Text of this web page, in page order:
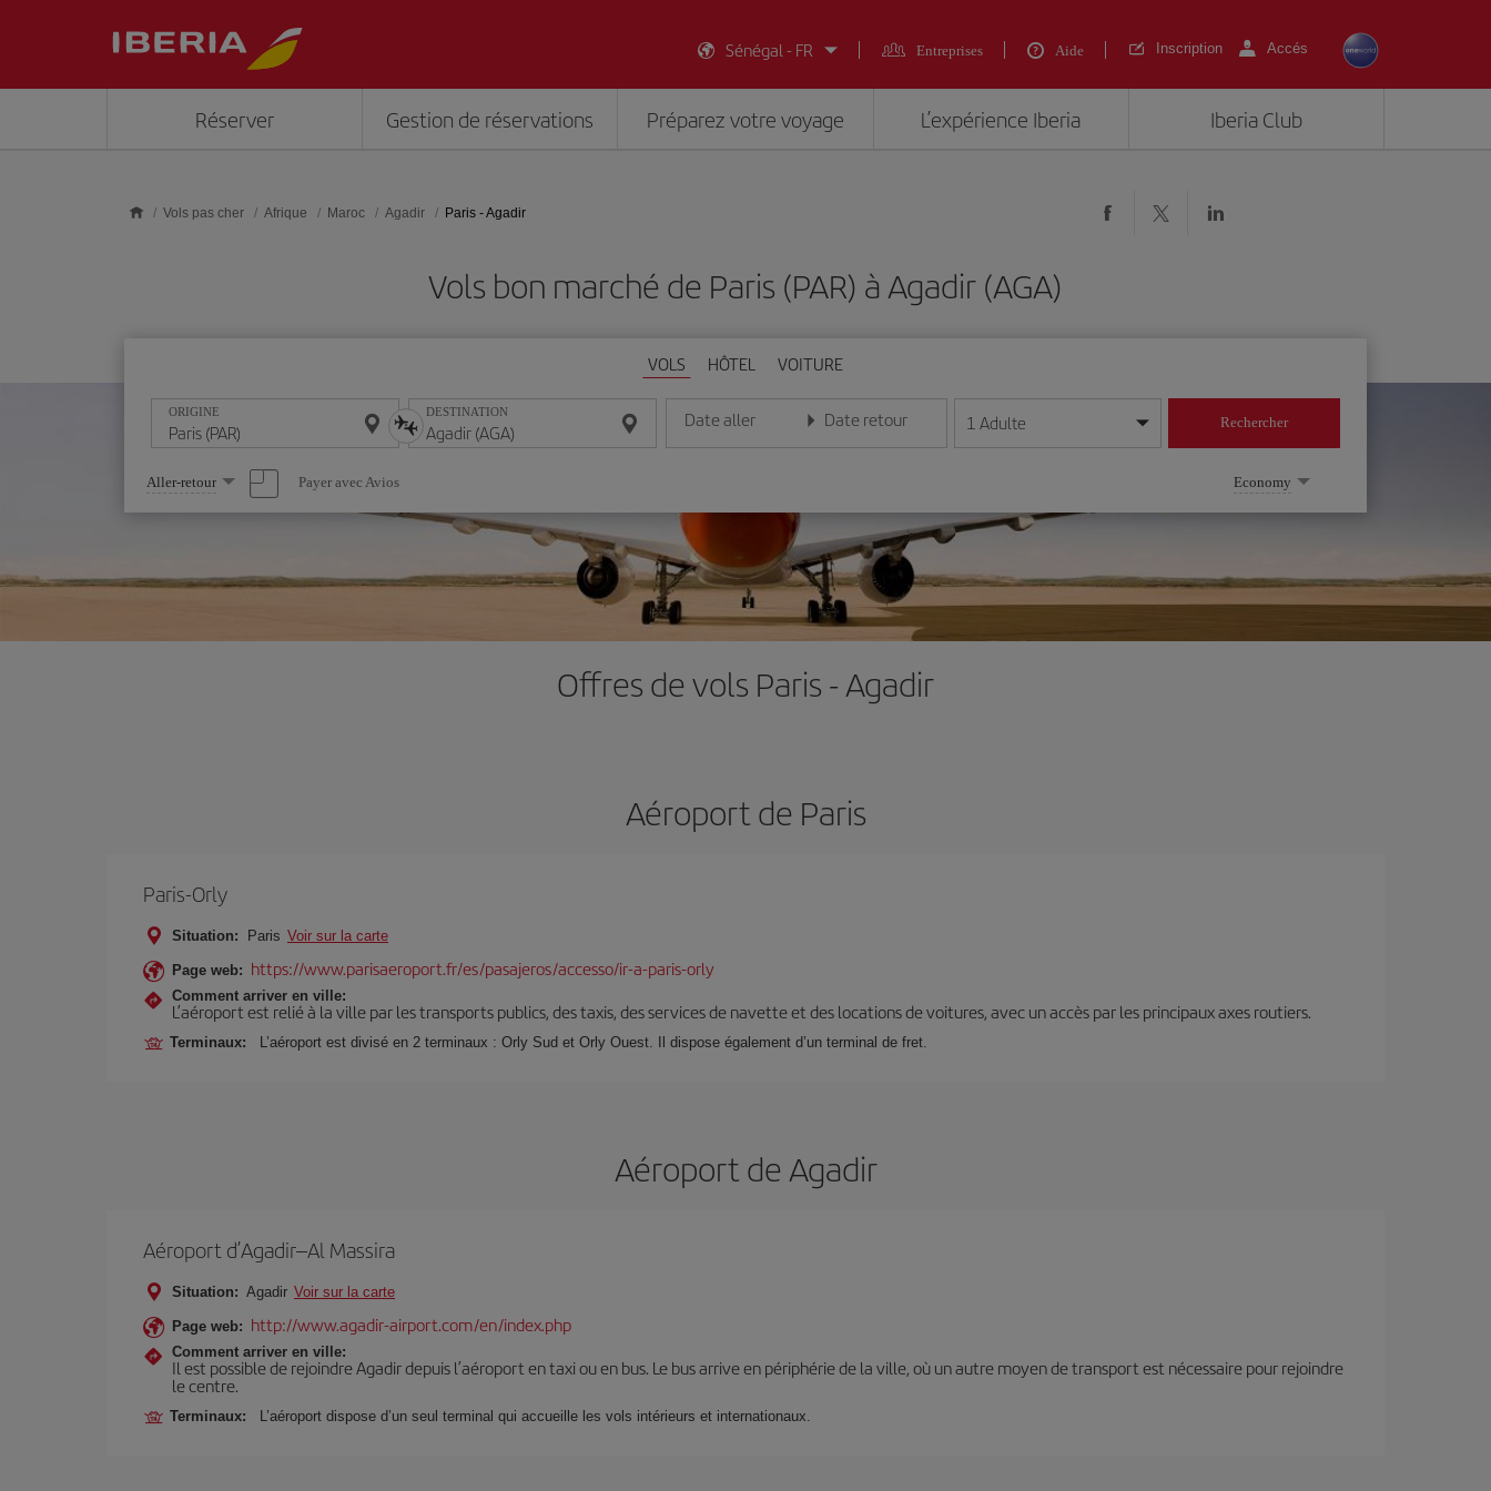
Sénégal - FR
Entreprises Aide Inscription Accés
Réserver Gestion de réservations Préparez votre voyage L’expérience Iberia Iberia Club
Vols pas cher Afrique Maroc Agadir Paris - Agadir
Vols bon marché de Paris (PAR) à Agadir (AGA)
VOLS HÔTEL VOITURE
ORIGINE DESTINATION Date aller
Entrez la date au format jour/mois/année
Date retour
Entrez la date au format jour/mois/année
1 Adulte Rechercher
Sélectionnez
une
option
Aller-retour Payer avec Avios Economy
Offres de vols Paris - Agadir
Aéroport de Paris
Paris-Orly
Situation: Paris Voir sur la carte
Page web: https://www.parisaeroport.fr/es/pasajeros/accesso/ir-a-paris-orly
Comment arriver en ville:
L’aéroport est relié à la ville par les transports publics, des taxis, des services de navette et des locations de voitures, avec un accès par les principaux axes routiers.
Terminaux: L’aéroport est divisé en 2 terminaux : Orly Sud et Orly Ouest. Il dispose également d’un terminal de fret.
Aéroport de Agadir
Aéroport d’Agadir–Al Massira
Situation: Agadir Voir sur la carte
Page web: http://www.agadir-airport.com/en/index.php
Comment arriver en ville:
Il est possible de rejoindre Agadir depuis l’aéroport en taxi ou en bus. Le bus arrive en périphérie de la ville, où un autre moyen de transport est nécessaire pour rejoindre
le centre.
Terminaux: L’aéroport dispose d’un seul terminal qui accueille les vols intérieurs et internationaux.